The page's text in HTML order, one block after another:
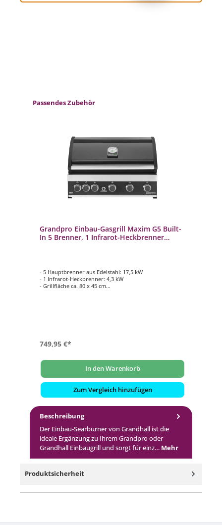
Produktgalerie überspringen
Passendes Zubehör
Grandpro Einbau-Gasgrill Maxim G5 Built-
In 5 Brenner, 1 Infrarot-Heckbrenner
- 5 Hauptbrenner aus Edelstahl: 17,5 kW
- 1 Infrarot-Heckbrenner: 4,3 kW
- Grillfläche ca. 80 x 45 cm
749,95 €*
In den Warenkorb
Zum Vergleich hinzufügen
Beschreibung
Der Einbau-Searburner von Grandhall ist die
ideale Ergänzung zu Ihrem Grandpro oder
Grandhall Einbaugrill und sorgt für einz… Mehr
Produktsicherheit